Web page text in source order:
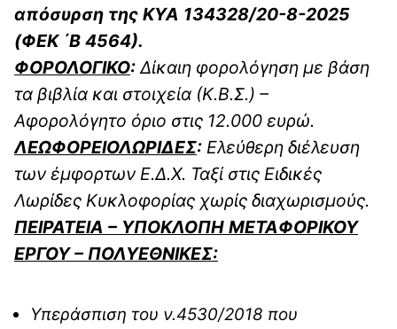
απόσυρση της ΚΥΑ 134328/20-8-2025
(ΦΕΚ ΄Β 4564).
ΦΟΡΟΛΟΓΙΚΟ:Δίκαιη φορολόγηση με βάση
τα βιβλία και στοιχεία (Κ.Β.Σ.) –
Αφορολόγητο όριο στις 12.000 ευρώ.
ΛΕΩΦΟΡΕΙΟΛΩΡΙΔΕΣ: Ελεύθερη διέλευση
των έμφορτων Ε.Δ.Χ. Ταξί στις Ειδικές
Λωρίδες Κυκλοφορίας χωρίς διαχωρισμούς.
ΠΕΙΡΑΤΕΙΑ – ΥΠΟΚΛΟΠΗ ΜΕΤΑΦΟΡΙΚΟΥ
ΕΡΓΟΥ – ΠΟΛΥΕΘΝΙΚΕΣ:
Υπεράσπιση του ν.4530/2018 που